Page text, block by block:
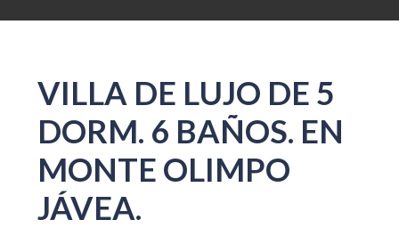
VILLA DE LUJO DE 5
DORM. 6 BAÑOS. EN
MONTE OLIMPO
JÁVEA.